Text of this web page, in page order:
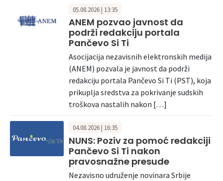
05.08.2026 | 13:35
ANEM pozvao javnost da
podrži redakciju portala
Pančevo Si Ti
Asocijacija nezavisnih elektronskih medija
(ANEM) pozvala je javnost da podrži
redakciju portala Pančevo Si Ti (PST), koja
prikuplja sredstva za pokrivanje sudskih
troškova nastalih nakon […]
04.08.2026 | 16:35
NUNS: Poziv za pomoć redakciji
Pančevo Si Ti nakon
pravosnažne presude
Nezavisno udruženje novinara Srbije